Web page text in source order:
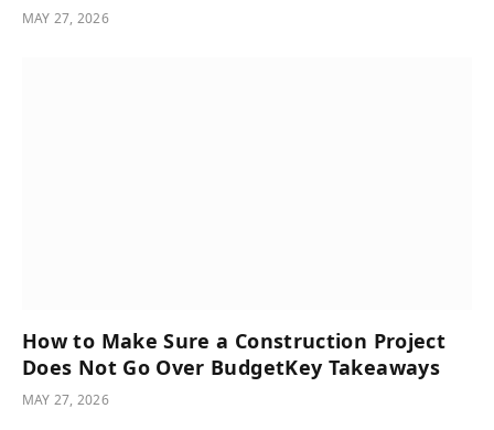
MAY 27, 2026
How to Make Sure a Construction Project
Does Not Go Over BudgetKey Takeaways
MAY 27, 2026